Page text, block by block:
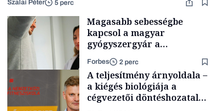
Szalai Péter 5 perc
Magasabb sebességbe
kapcsol a magyar
gyógyszergyár a
fogyasztószerek piacán
Forbes 2 perc
A teljesítmény árnyoldala –
a kiégés biológiája a
cégvezetői döntéshozatal